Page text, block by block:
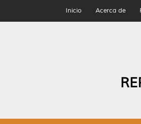
Inicio Acerca de